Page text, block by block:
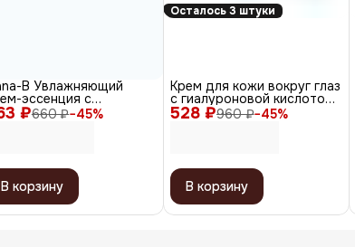
₽660 ₽−45%
B Увлажняющий
эссенция с
кислотой /
Essence
В корзину
Осталось 3 штуки
528 ₽960 ₽−45%
Крем для кожи вокруг глаз
с гиалуроновой кислотой,
70 мл
В корзину